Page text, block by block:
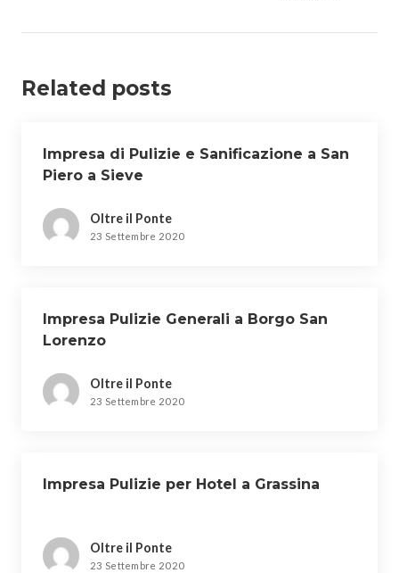
Related posts
Impresa di Pulizie e Sanificazione a San
Piero a Sieve
Oltre il Ponte
23 Settembre 2020
Impresa Pulizie Generali a Borgo San
Lorenzo
Oltre il Ponte
23 Settembre 2020
Impresa Pulizie per Hotel a Grassina
Oltre il Ponte
23 Settembre 2020